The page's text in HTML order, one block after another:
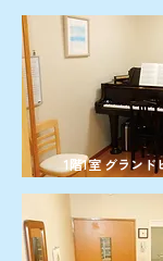
1階1室 グランド